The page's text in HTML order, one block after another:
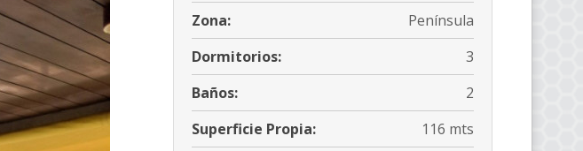
Zona:
Península
Dormitorios:
3
Baños:
2
Superficie Propia:
116 mts